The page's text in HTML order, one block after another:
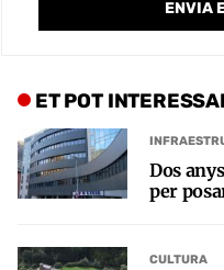
ET POT
Dos
per
CULTURA